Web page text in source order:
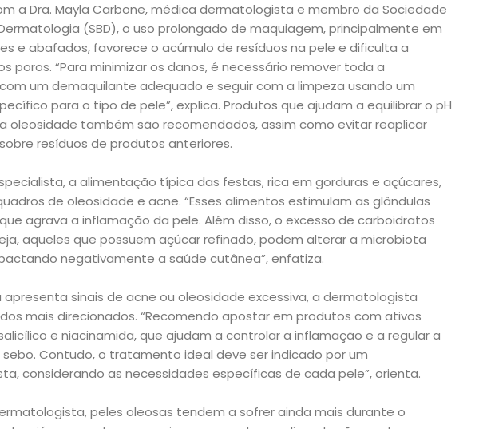
a Dra. Mayla Carbone, médica dermatologista e membro da Sociedade
(SBD), o uso prolongado de maquiagem, principalmente em
e abafados, favorece o acúmulo de resíduos na pele e dificulta a
poros. “Para minimizar os danos, é necessário remover toda a
um demaquilante adequado e seguir com a limpeza usando um
para o tipo de pele”, explica. Produtos que ajudam a equilibrar o pH
oleosidade também são recomendados, assim como evitar reaplicar
resíduos de produtos anteriores.
a alimentação típica das festas, rica em gorduras e açúcares,
de oleosidade e acne. “Esses alimentos estimulam as glândulas
agrava a inflamação da pele. Além disso, o excesso de carboidratos
aqueles que possuem açúcar refinado, podem alterar a microbiota
negativamente a saúde cutânea”, enfatiza.
apresenta sinais de acne ou oleosidade excessiva, a dermatologista
mais direcionados. “Recomendo apostar em produtos com ativos
e niacinamida, que ajudam a controlar a inflamação e a regular a
Contudo, o tratamento ideal deve ser indicado por um
considerando as necessidades específicas de cada pele”, orienta.
peles oleosas tendem a sofrer ainda mais durante o